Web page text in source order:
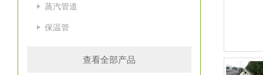
蒸汽管道
保温管
查看全部产品